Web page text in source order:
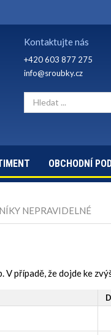
Kontaktujte nás
+420 603 877 275
info@sroubky.cz
OBCHODNÍ
NEPRAVIDELNÉ
V případě, že dojde ke